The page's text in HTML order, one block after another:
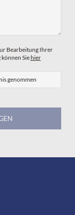
Bearbeitung Ihrer
Siehier
genommen